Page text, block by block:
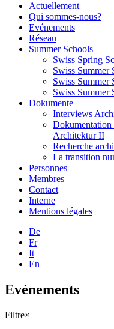
Actuellement
Qui sommes-nous?
Evénements
Réseau
Summer Schools
Swiss Spring
Swiss Summer
Swiss Summer
Swiss Summer
Dokumente
Interviews
Architektur II
Recherche
La transition
Personnes
Membres
Contact
Interne
Mentions légales
De
Fr
It
En
Evénements
Filtre×